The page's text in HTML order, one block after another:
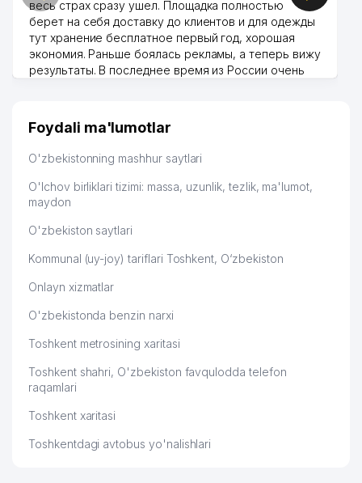
51 ALMAZ TRAVEL MChJ 895 м
52 LAZIZAXON MED MChJ 906 м
53 RUSSKIY LES MChJ 944 м
55 NAVRO'Z DEKHKON BOZORI AJ
DIANA-DAVID MChJ
57 FORT PRO NETWORK MChJ
58 MAXSIMUS EXPERT TRADE MChJ
DARXAN ELIT SERVIS UY-JOY MULK
весь страх сразу ушел. Площадка полностью
берет на себя доставку до клиентов и для одежды
тут хранение бесплатное первый год, хорошая
экономия. Раньше боялась рекламы, а теперь вижу
результаты. В последнее время из России очень
дальше развиваюсь потихоньку😊
Hamida 03.08.2026 12:45:39
Foydali ma'lumotlar
O'zbekistonning mashhur saytlari
O'lchov birliklari tizimi: massa, uzunlik, tezlik, ma'lumot,
maydon
O'zbekiston saytlari
Kommunal (uy-joy) tariflari Toshkent, O‘zbekiston
Onlayn xizmatlar
O'zbekistonda benzin narxi
Toshkent metrosining xaritasi
Toshkent shahri, O'zbekiston favqulodda telefon
raqamlari
Toshkent xaritasi
Toshkentdagi avtobus yo'nalishlari